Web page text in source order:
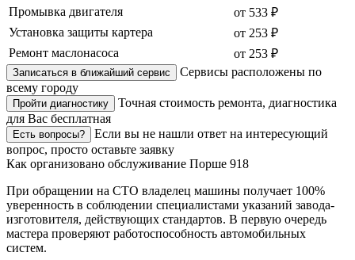
Промывка двигателя
от 533 ₽
Установка защиты картера
от 253 ₽
Ремонт маслонасоса
от 253 ₽
Записаться в ближайший сервис
Сервисы расположены по
всему городу
Пройти диагностику
Точная стоимость ремонта, диагностика
для Вас бесплатная
Есть вопросы?
Если вы не нашли ответ на интересующий
вопрос, просто оставьте заявку
Как организовано обслуживание Порше 918
При обращении на СТО владелец машины получает 100%
уверенность в соблюдении специалистами указаний завода-
изготовителя, действующих стандартов. В первую очередь
мастера проверяют работоспособность автомобильных
систем.